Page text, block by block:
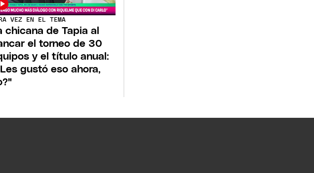
VEZ EN EL TEMA
chicana de Tapia al
el torneo de 30
y el título anual:
gustó eso ahora,